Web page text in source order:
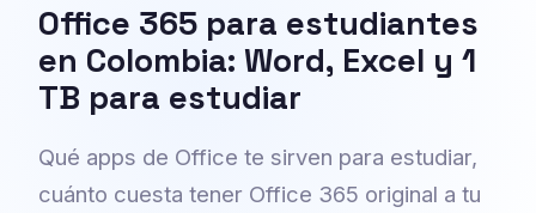
Office 365 para estudiantes
en Colombia: Word, Excel y 1
TB para estudiar
Qué apps de Office te sirven para estudiar,
cuánto cuesta tener Office 365 original a tu